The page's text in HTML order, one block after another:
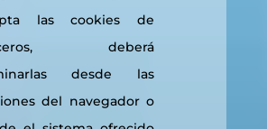
las cookies de
deberá
desde las
del navegador o